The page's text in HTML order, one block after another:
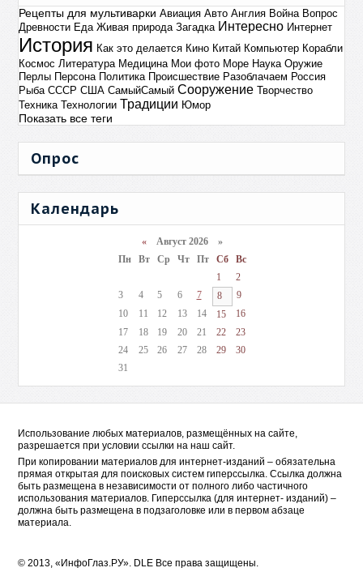
Рецепты для мультиварки Авиация Авто Англия Война Вопрос
Древности Еда Живая природа Загадка Интересно Интернет
История Как это делается Кино Китай Компьютер Корабли
Космос Литература Медицина Мои фото Море Наука Оружие
Перлы Персона Политика Происшествие Разоблачаем Россия
Рыба СССР США СамыйСамый Сооружение Творчество
Техника Технологии Традиции Юмор
Показать все теги
Опрос
Календарь
«Август 2026 »
Пн
Вт Ср Чт Пт Сб
Вс
1
2
3
4 5 6 7 8
9
10
11 12 13 14 15
16
17
18 19 20 21 22
23
24
25 26 27 28 29
30
31
Использование любых материалов, размещённых на сайте,
разрешается при условии ссылки на наш сайт.
При копировании материалов для интернет-изданий – обязательна
прямая открытая для поисковых систем гиперссылка. Ссылка должна
быть размещена в независимости от полного либо частичного
использования материалов. Гиперссылка (для интернет- изданий) –
должна быть размещена в подзаголовке или в первом абзаце
материала.
© 2013, «ИнфоГлаз.РУ». DLE Все права защищены.